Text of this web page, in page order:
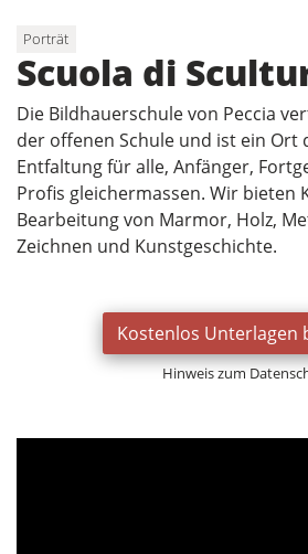
Porträt
Scuola di
Die Bildhauerschule von Peccia
der offenen Schule und ist ein Ort
Entfaltung für alle, Anfänger,
Profis gleichermassen. Wir bieten
Bearbeitung von Marmor, Holz,
Zeichnen und Kunstgeschichte.
Kostenlos Unterlagen
Hinweis zum